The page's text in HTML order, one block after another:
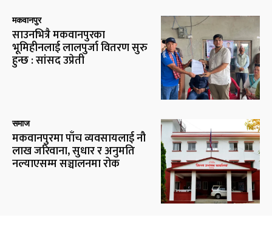
मकवानपुर
साउनभित्रै मकवानपुरका
भूमिहीनलाई लालपुर्जा वितरण सुरु
हुन्छ : सांसद उप्रेती
समाज
मकवानपुरमा पाँच व्यवसायलाई नौ
लाख जरिवाना, सुधार र अनुमति
नल्याएसम्म सञ्चालनमा रोक